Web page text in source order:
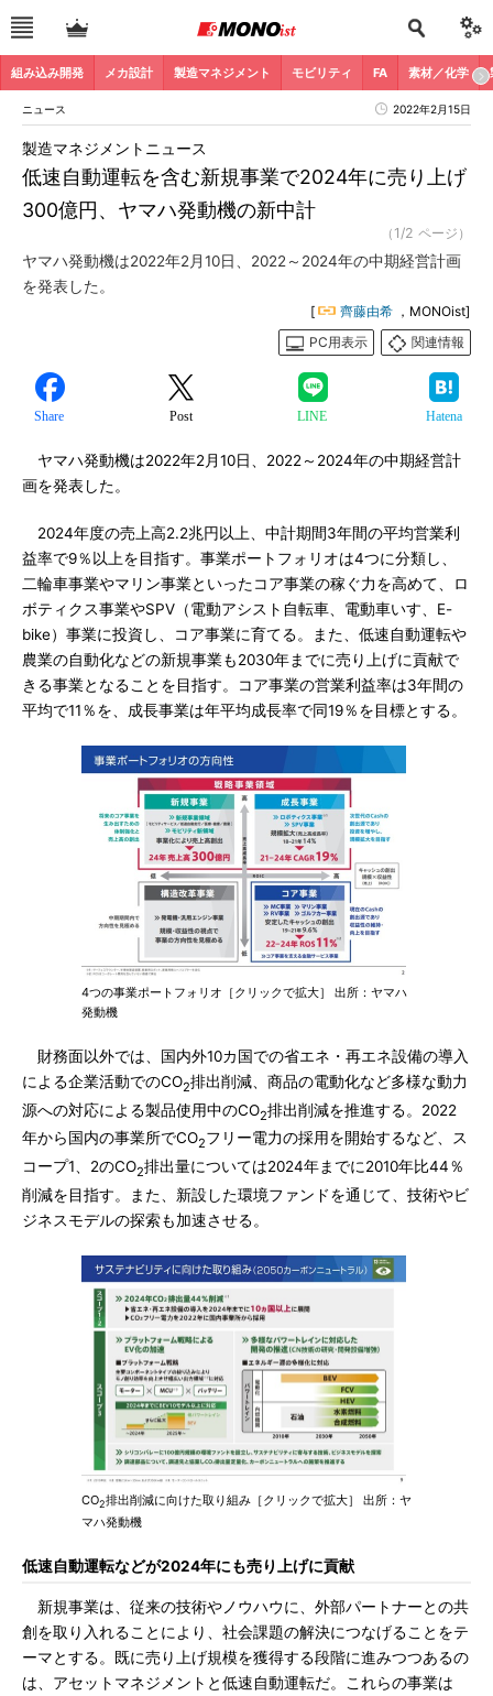
組み込み開発 メカ設計 製造マネジメント モビリティ FA 素材／化学
ニュース 2022年2月15日
低速自動運転を含む新規事業で2024年に売り上げ
300億円、ヤマハ発動機の新中計
製造マネジメントニュース
（1/2 ページ）
ヤマハ発動機は2022年2月10日、2022～2024年の中期経営計画
を発表した。
[ 齊藤由希 ，MONOist]
PC用表示
関連情報
Share Post LINE Hatena
ヤマハ発動機は2022年2月10日、2022～2024年の中期経営計
画を発表した。
2024年度の売上高2.2兆円以上、中計期間3年間の平均営業利
益率で9％以上を目指す。事業ポートフォリオは4つに分類し、
二輪車事業やマリン事業といったコア事業の稼ぐ力を高めて、ロ
ボティクス事業やSPV（電動アシスト自転車、電動車いす、E-
bike）事業に投資し、コア事業に育てる。また、低速自動運転や
農業の自動化などの新規事業も2030年までに売り上げに貢献で
きる事業となることを目指す。コア事業の営業利益率は3年間の
平均で11％を、成長事業は年平均成長率で同19％を目標とする。
4つの事業ポートフォリオ［クリックで拡大］ 出所：ヤマハ
発動機
財務面以外では、国内外10カ国での省エネ・再エネ設備の導入
による企業活動でのCO2排出削減、商品の電動化など多様な動力
源への対応による製品使用中のCO2排出削減を推進する。2022
年から国内の事業所でCO2フリー電力の採用を開始するなど、ス
コープ1、2のCO2排出量については2024年までに2010年比44％
削減を目指す。また、新設した環境ファンドを通じて、技術やビ
ジネスモデルの探索も加速させる。
CO2排出削減に向けた取り組み［クリックで拡大］ 出所：ヤ
マハ発動機
低速自動運転などが2024年にも売り上げに貢献
新規事業は、従来の技術やノウハウに、外部パートナーとの共
創を取り入れることにより、社会課題の解決につなげることをテ
ーマとする。既に売り上げ規模を獲得する段階に進みつつあるの
は、アセットマネジメントと低速自動運転だ。これらの事業は